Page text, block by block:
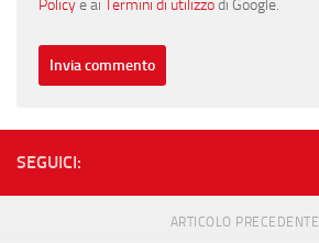
Policye ai Termini di utilizzodi Google.
SEGUICI:
ARTICOLO PRECEDENTE